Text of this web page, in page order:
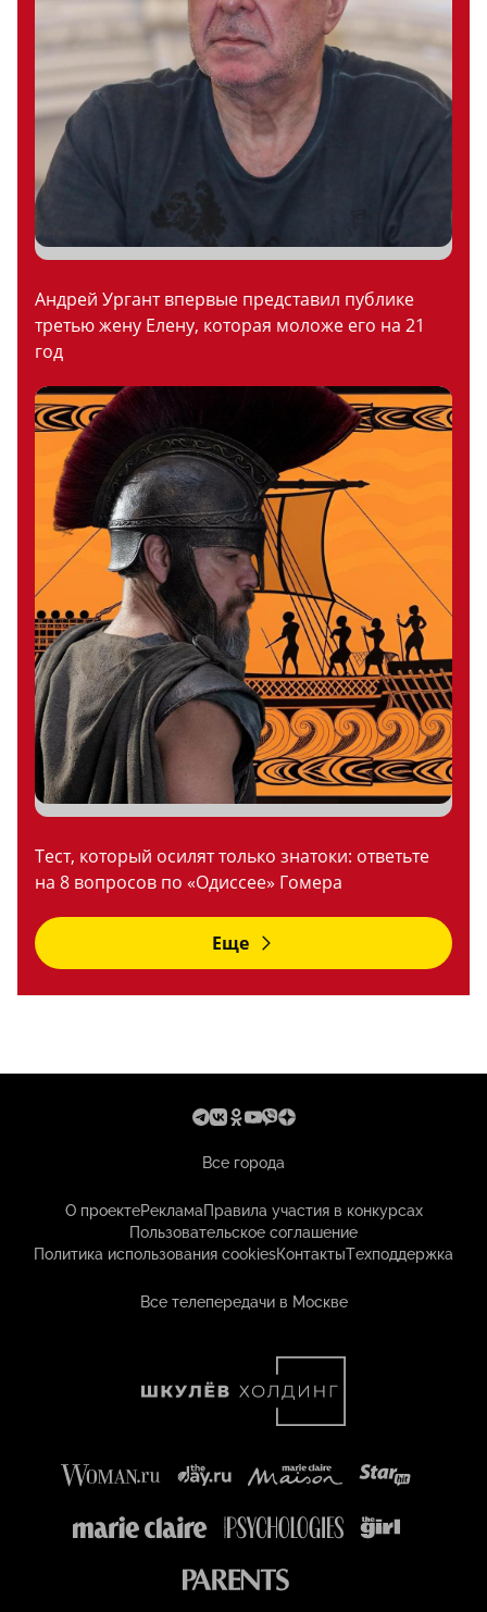
Андрей Ургант впервые представил публике
третью жену Елену, которая моложе его на 21
год
Тест, который осилят только знатоки: ответьте
на 8 вопросов по «Одиссее» Гомера
Еще
Все города
О проектеРекламаПравила участия в конкурсах
Пользовательское соглашение
Политика использования cookiesКонтактыТехподдержка
Все телепередачи в Москве